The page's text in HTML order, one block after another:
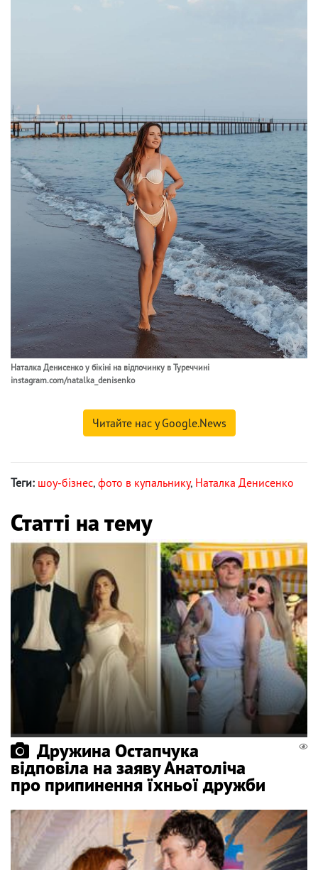
Наталка Денисенко у бікіні на відпочинку в Туреччині
instagram.com/natalka_denisenko
Читайте нас у Google.News
Теги: шоу-бізнес, фото в купальнику, Наталка Денисенко
Статті на тему
Дружина Остапчука
відповіла на заяву Анатоліча
про припинення їхньої дружби